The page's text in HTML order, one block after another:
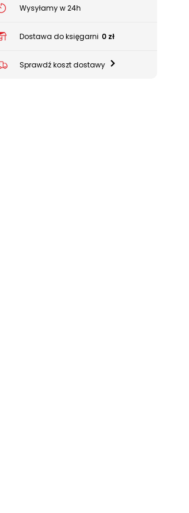
Wysyłamy w 24h
Dostawa do księgarni 0 zł
Sprawdź koszt dostawy